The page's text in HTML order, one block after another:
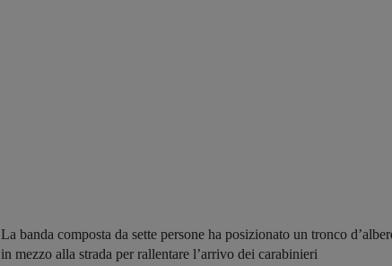
La banda composta da sette persone ha posizionato un tronco
in mezzo alla strada per rallentare l’arrivo dei carabinieri